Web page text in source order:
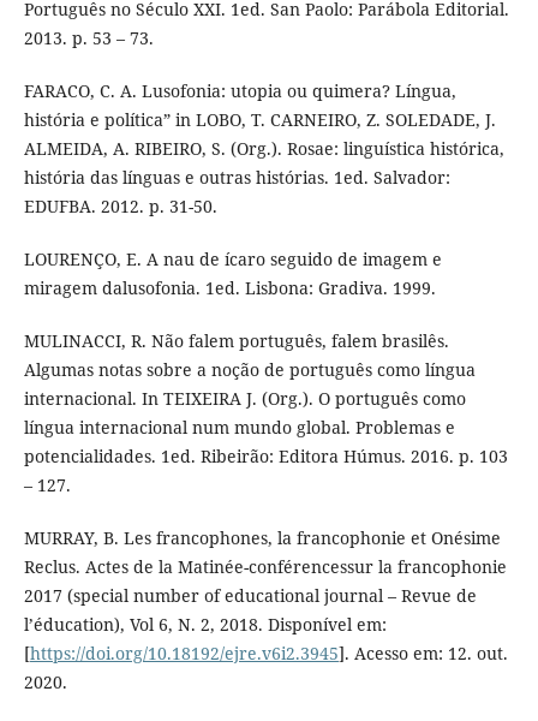
Português no Século XXI. 1ed. San Paolo: Parábola Editorial.
2013. p. 53 – 73.
FARACO, C. A. Lusofonia: utopia ou quimera? Língua,
história e política” in LOBO, T. CARNEIRO, Z. SOLEDADE, J.
ALMEIDA, A. RIBEIRO, S. (Org.). Rosae: linguística histórica,
história das línguas e outras histórias. 1ed. Salvador:
EDUFBA. 2012. p. 31-50.
LOURENÇO, E. A nau de ícaro seguido de imagem e
miragem dalusofonia. 1ed. Lisbona: Gradiva. 1999.
MULINACCI, R. Não falem português, falem brasilês.
Algumas notas sobre a noção de português como língua
internacional. In TEIXEIRA J. (Org.). O português como
língua internacional num mundo global. Problemas e
potencialidades. 1ed. Ribeirão: Editora Húmus. 2016. p. 103
– 127.
MURRAY, B. Les francophones, la francophonie et Onésime
Reclus. Actes de la Matinée-conférencessur la francophonie
2017 (special number of educational journal – Revue de
l’éducation), Vol 6, N. 2, 2018. Disponível em:
[https://doi.org/10.18192/ejre.v6i2.3945]. Acesso em: 12. out.
2020.